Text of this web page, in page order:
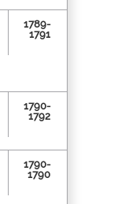
1789-
1791
1790-
1792
1790-
1790